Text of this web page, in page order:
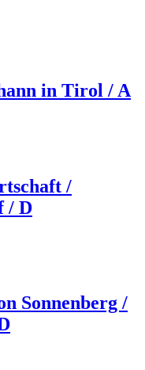
in Tirol / A
/
/ D
Sonnenberg /